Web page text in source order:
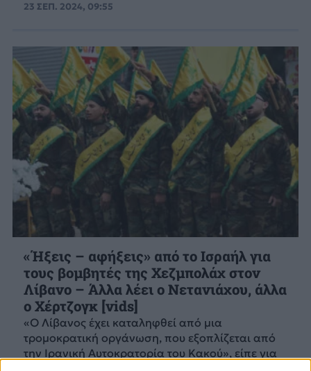
23 ΣΕΠ. 2024, 09:55
«Ήξεις – αφήξεις» από το Ισραήλ για
τους βομβητές της Χεζμπολάχ στον
Λίβανο – Άλλα λέει ο Νετανιάχου, άλλα
ο Χέρτζογκ [vids]
«Ο Λίβανος έχει καταληφθεί από μια
τρομοκρατική οργάνωση, που εξοπλίζεται από
την Ιρανική Αυτοκρατορία του Κακού», είπε για